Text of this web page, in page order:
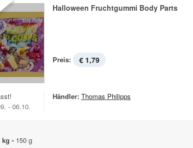
Halloween Fruchtgummi Body Parts
Preis: € 1,79
- 06.10.
Händler: Thomas Philipps
kg - 150 g